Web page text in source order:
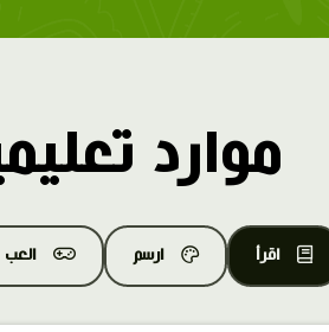
موارد
اقرأ ارسم العب